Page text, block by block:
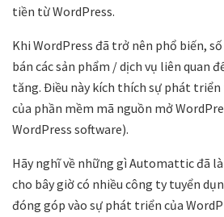
tiền từ WordPress.
Khi WordPress đã trở nên phổ biến,
bán các sản phẩm / dịch vụ liên quan
tăng. Điều này kích thích sự phát
của phần mềm mã nguồn mở
WordPress software).
Hãy nghĩ về những gì Automattic đã
cho bây giờ có nhiều công ty tuyển
đóng góp vào sự phát triển của